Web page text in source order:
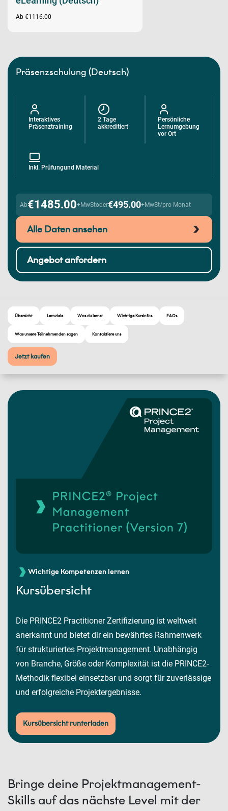
Ab €1116.00
Präsenzschulung (Deutsch)
Interaktives
Präsenztraining
2 Tage
akkreditiert
Persönliche
Lernumgebung
vor Ort
Inkl. Prüfungund Material
Ab€1485.00+MwStoder€495.00+MwSt/pro Monat
Alle Daten ansehen
Angebot anfordern
Übersicht Lernziele Was du lernst Wichtige Kursinfos FAQs
Was unsere Teilnehmenden sagen Kontaktiere uns
Jetzt kaufen
Wichtige Kompetenzen lernen
Kursübersicht
Die PRINCE2 Practitioner Zertifizierung ist weltweit
anerkannt und bietet dir ein bewährtes Rahmenwerk
für strukturiertes Projektmanagement. Unabhängig
von Branche, Größe oder Komplexität ist die PRINCE2-
Methodik flexibel einsetzbar und sorgt für zuverlässige
und erfolgreiche Projektergebnisse.
Kursübersicht runterladen
Bringe deine Projektmanagement-
Skills auf das nächste Level mit der